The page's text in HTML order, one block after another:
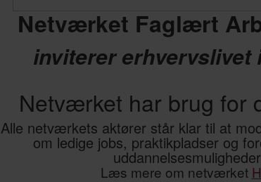
Netværket Faglært
inviterer erhvervslivet
Netværket har brug for
Alle netværkets aktører står klar til at
om ledige jobs, praktikpladser og
Læs mere om netværket